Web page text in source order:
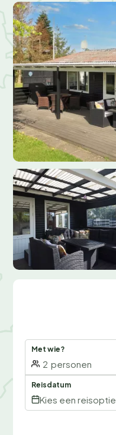
Met wie?
2 personen
Reisdatum
Kies een reisoptie